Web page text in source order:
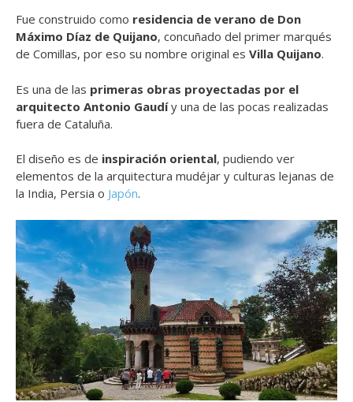
Fue construido como residencia de verano de Don
Máximo Díaz de Quijano, concuñado del primer marqués
de Comillas, por eso su nombre original es Villa Quijano.
Es una de las primeras obras proyectadas por el
arquitecto Antonio Gaudíy una de las pocas realizadas
fuera de Cataluña.
El diseño es de inspiración oriental, pudiendo ver
elementos de la arquitectura mudéjar y culturas lejanas de
la India, Persia o Japón.